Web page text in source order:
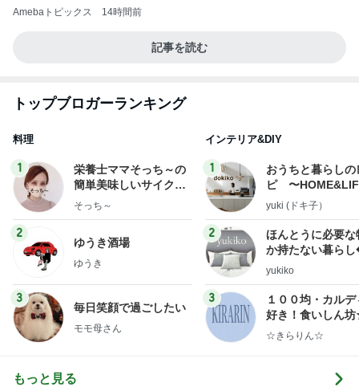
Amebaトピックス 14時間前
記事を読む
トップブロガーランキング
料理
1
栄養士ママそっち～の
簡単美味しいサイクル
献立
そっち～
2
ゆうき酒場
ゆうき
3
毎日笑顔で過ごしたい
モモ母さん
インテリア&DIY
1
おうちと暮らしの
ピ 〜
yuki (ドキ子）
2
ほんとうに必要な
か持たない暮ら
ep Life Simple◆
yukiko
3
１００均・カルデ
好き！食いしん
らりん☆のブログ
☆きらりん☆
もっと見る